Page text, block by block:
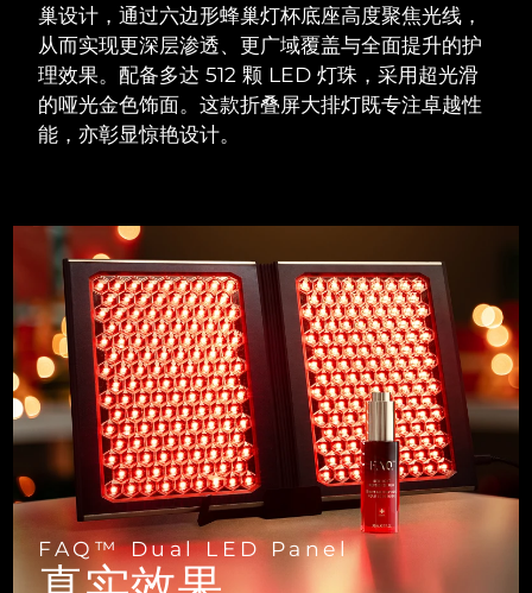
巢设计，通过六边形蜂巢灯杯底座高度聚焦光线，
从而实现更深层渗透、更广域覆盖与全面提升的护
理效果。配备多达 512 颗 LED 灯珠，采用超光滑
的哑光金色饰面。这款折叠屏大排灯既专注卓越性
能，亦彰显惊艳设计。
FAQ™ Dual LED Panel
LUNA™ 4 Plus
Massage, LED heating
LUNA™ 4 mini
For young skin, T-zone
LUNA™ 4 go
For travel or gym bag
LUNA™ 护肤
Premium cleansers & balm
BEAR™ 2 go
Microcurrent toning on-the-go
面部提拉护理
Premium anti-aging skincare
BEAR™ 设备
All premium facelift devices
补水保湿
UFO™ 3 套装
Deep facial hydration
Near-infrared and red light therapy
device
UFO™ 3 mini
Red light therapy device for young skin
UFO™ 3 go
Portable red light therapy
面膜
口腔护理
issa™ 4
Hybrid silicone sonic toothbrush
Smart hybrid silicone sonic toothbrush
issa™ 4 smile
Hybrid silicone sonic toothbrush
issa™ 4 baby
For ages 0-3
issa™ Teeth Whitening Set
FAQ™ 抗老护理
抗老
FAQ™ 101
Clinical anti-aging
FAQ™ 102
Advanced clinical anti-aging
FAQ™ 103
Luxurious clinical anti-aging set
LED治疗
FAQ™ 201
LED mask
FAQ™ 202
LED mask
FAQ™ 211
Anti-aging neck & décolleté LED mask
生发
FAQ™ 301
LED hair strengthening scalp massager
FAQ™ Scalp Serum
肌肤年轻化
NEW
FAQ™ 501
Full-Spectrum Red Light Therapy
FAQ™ 502
保健品
波斯尼亚和黑塞哥维那 预计送达日期8/11/26
文莱 预计送达日期8/13/26
保加利亚
智利
中国 预计送达日期 8/8/26
哥伦比亚 预计送达日期8/12/26
克罗地亚 预计送达日期8/8/26
塞浦路斯 预计送达日期8/9/26
预计送达日期
丹麦 预计送达日期